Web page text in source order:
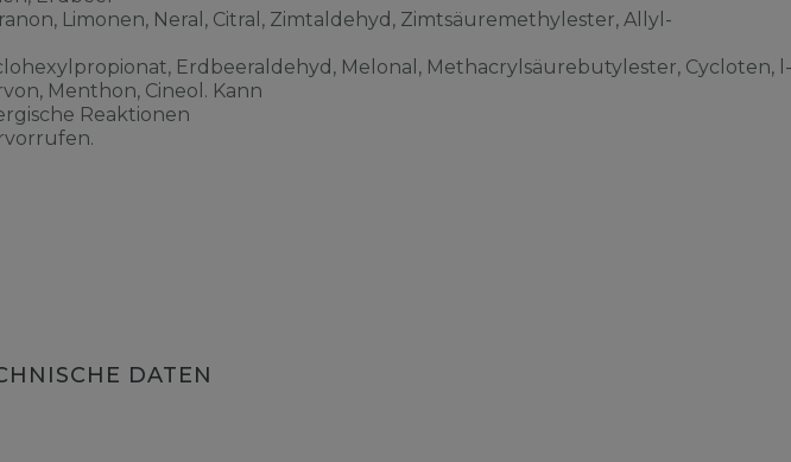
Limonen, Neral, Citral, Zimtaldehyd, Zimtsäuremethylester, Allyl-
Erdbeeraldehyd, Melonal, Methacrylsäurebutylester, Cycloten, l-
Menthon, Cineol. Kann
Reaktionen
DATEN